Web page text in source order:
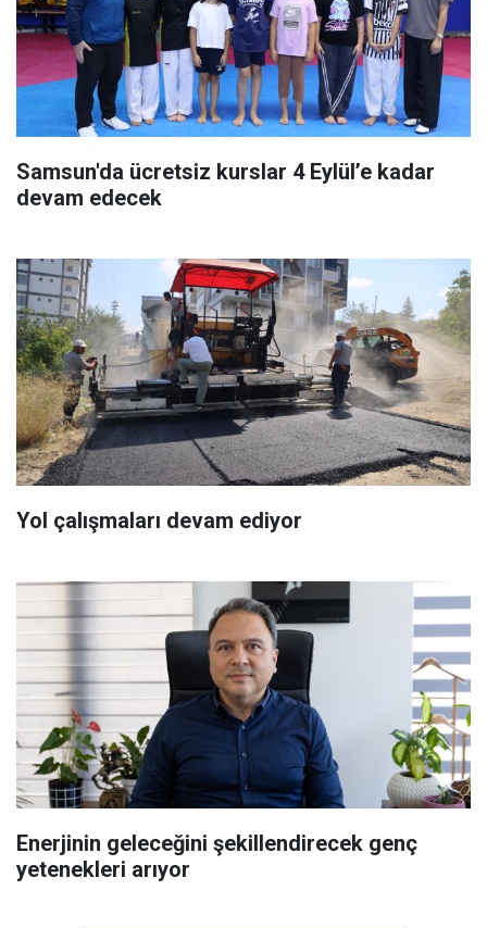
Samsun'da ücretsiz kurslar 4 Eylül’e kadar
devam edecek
Yol çalışmaları devam ediyor
Enerjinin geleceğini şekillendirecek genç
yetenekleri arıyor